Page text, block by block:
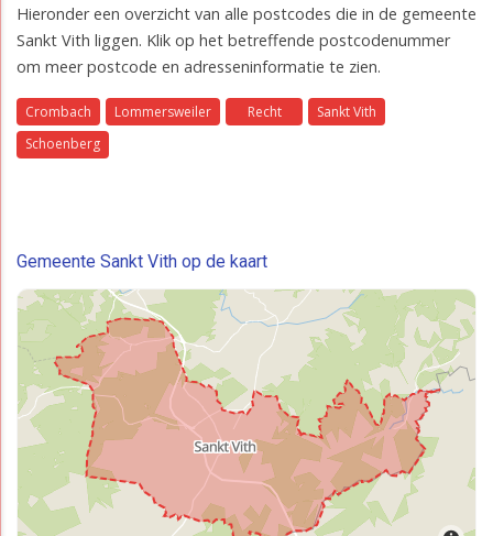
Hieronder een overzicht van alle postcodes die in de gemeente
Sankt Vith liggen. Klik op het betreffende postcodenummer
om meer postcode en adresseninformatie te zien.
Crombach Lommersweiler Recht
Sankt Vith
Schoenberg
Gemeente Sankt Vith op de kaart